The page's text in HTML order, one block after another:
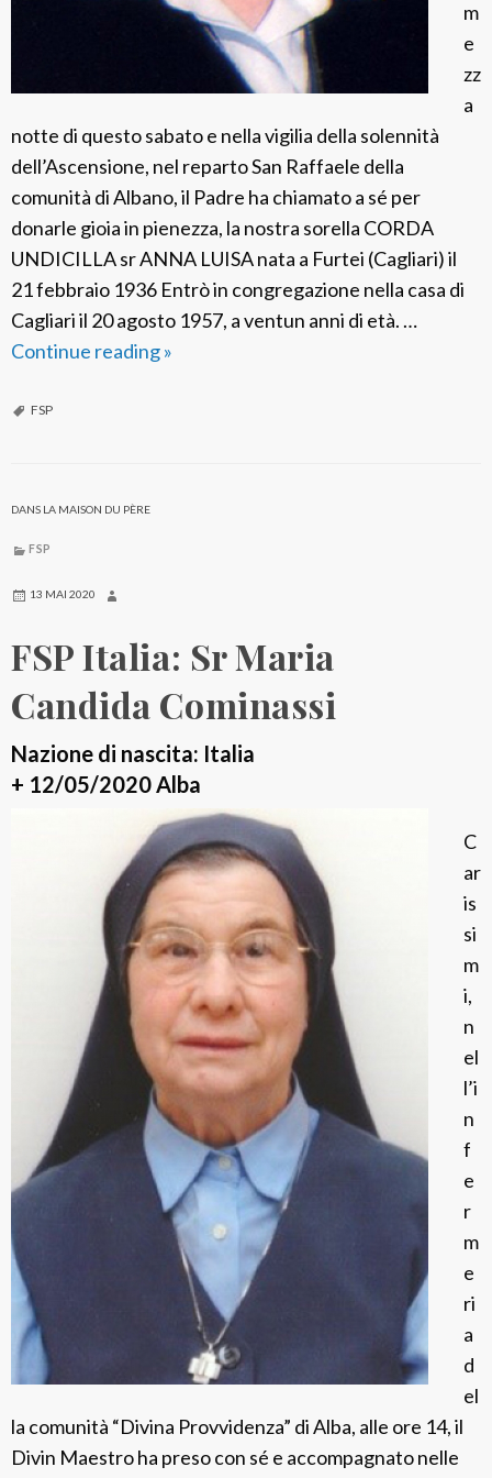
m
e
zz
a
notte di questo sabato e nella vigilia della solennità
dell’Ascensione, nel reparto San Raffaele della
comunità di Albano, il Padre ha chiamato a sé per
donarle gioia in pienezza, la nostra sorella CORDA
UNDICILLA sr ANNA LUISA nata a Furtei (Cagliari) il
21 febbraio 1936 Entrò in congregazione nella casa di
Cagliari il 20 agosto 1957, a ventun anni di età. …
Continue readingF
S
r
A
n
n
a
L
u
s
a
C
o
r
a
»
FSP
DANS LA MAISON DU PÈRE
FSP
13 MAI 2020
FSP Italia: Sr Maria
Candida Cominassi
Nazione di nascita: Italia
+ 12/05/2020 Alba
C
ar
is
si
m
i,
n
el
l’i
n
f
e
r
m
e
ri
a
d
el
la comunità “Divina Provvidenza” di Alba, alle ore 14, il
Divin Maestro ha preso con sé e accompagnato nelle